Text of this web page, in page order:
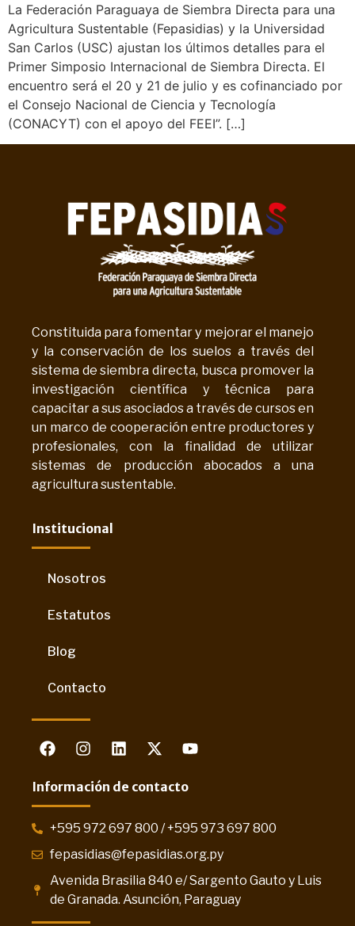
La Federación Paraguaya de Siembra Directa para una
Agricultura Sustentable (Fepasidias) y la Universidad
San Carlos (USC) ajustan los últimos detalles para el
Primer Simposio Internacional de Siembra Directa. El
encuentro será el 20 y 21 de julio y es cofinanciado por
el Consejo Nacional de Ciencia y Tecnología
(CONACYT) con el apoyo del FEEI”. […]
Constituida para fomentar y mejorar el manejo
y la conservación de los suelos a través del
sistema de siembra directa, busca promover la
investigación científica y técnica para
capacitar a sus asociados a través de cursos en
un marco de cooperación entre productores y
profesionales, con la finalidad de utilizar
sistemas de producción abocados a una
agricultura sustentable.
Institucional
Nosotros
Estatutos
Blog
Contacto
Información de contacto
+595 972 697 800 / +595 973 697 800
fepasidias@fepasidias.org.py
Avenida Brasilia 840 e/ Sargento Gauto y Luis
de Granada. Asunción, Paraguay